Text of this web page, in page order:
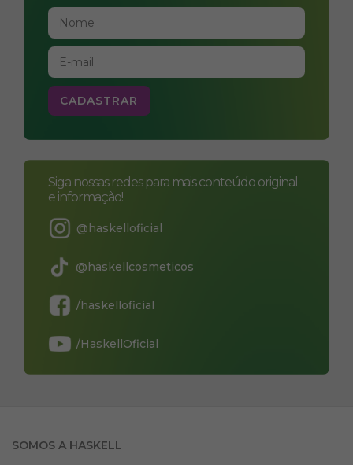
Siga nossas redes para mais conteúdo original
e informação!
@haskelloficial
@haskellcosmeticos
/haskelloficial
/HaskellOficial
SOMOS A HASKELL